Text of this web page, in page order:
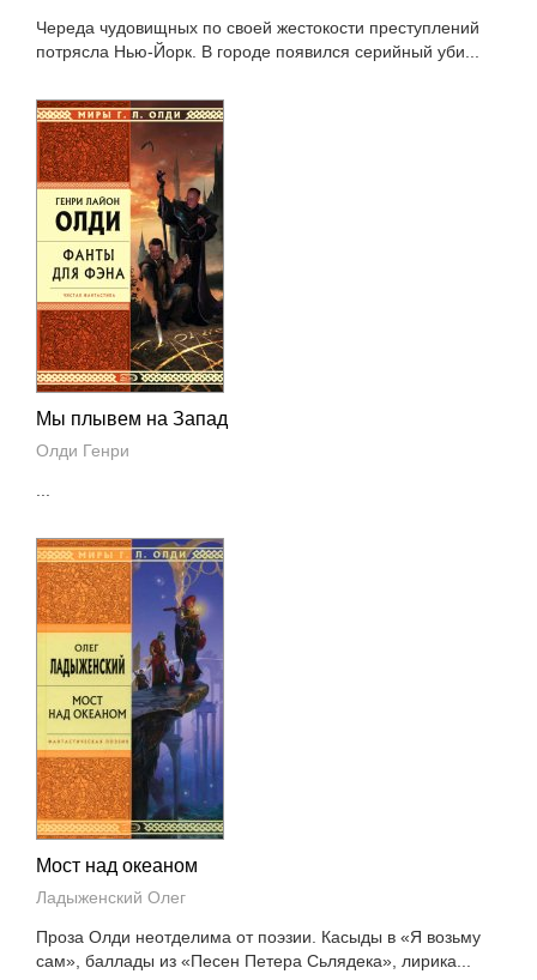
Череда чудовищных по своей жестокости преступлений
потрясла Нью-Йорк. В городе появился серийный уби...
Мы плывем на Запад
Олди Генри
...
Мост над океаном
Ладыженский Олег
Проза Олди неотделима от поэзии. Касыды в «Я возьму
сам», баллады из «Песен Петера Сьлядека», лирика...